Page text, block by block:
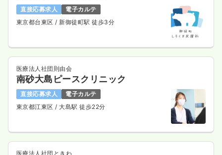
直接応募求人
電子カルテ
東京都台東区/ 新御徒町駅 徒歩3分
医療法人社団則由会
南砂大島ピースクリニック
直接応募求人
電子カルテ
東京都江東区/ 大島駅 徒歩22分
医療法人社団ときわ